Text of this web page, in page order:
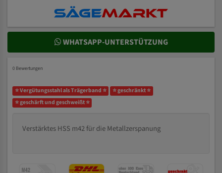
WHATSAPP-UNTERSTÜTZUNG
0 Bewertungen
⭐ Vergütungsstahl als Trägerband ⭐
⭐ geschränkt ⭐
⭐ geschärft und geschweißt ⭐
Verstärktes HSS m42 für die Metallzerspanung